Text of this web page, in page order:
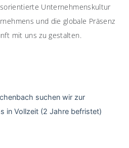
Unternehmenskultur
und die globale Präsenz
mit uns zu gestalten.
suchen wir zur
in Vollzeit (2 Jahre befristet)